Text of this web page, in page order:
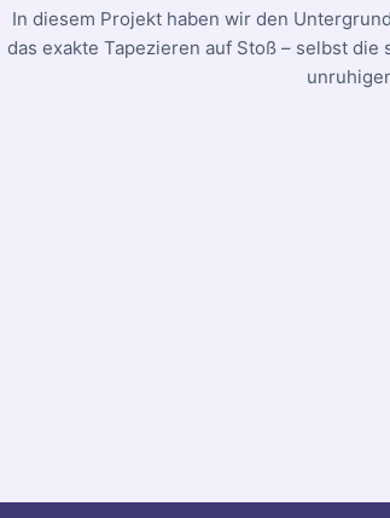
In diesem Projekt haben wir den
das exakte Tapezieren auf Stoß – selbst